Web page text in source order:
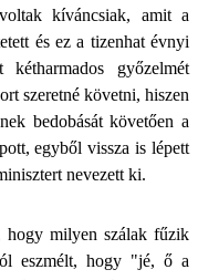
kíváncsiak, amit a
és ez a tizenhat évnyi
győzelmét
szeretné követni, hiszen
bedobását követően a
egyből vissza is lépett
nevezett ki.
hogy milyen szálak fűzik
eszmélt, hogy "jé, ő a